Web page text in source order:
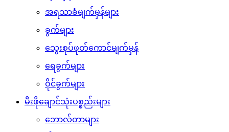
အရသာခံမျက်မှန်များ
ခွက်များ
သွေးစုပ်ဖုတ်ကောင်မျက်မှန်
ရေခွက်များ
ဝိုင်ခွက်များ
မီးဖိုချောင်သုံးပစ္စည်းများ
ဘောလ်တာများ